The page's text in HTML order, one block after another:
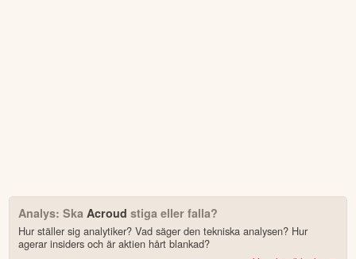
Analys: Ska Acroud stiga eller falla?
Hur ställer sig analytiker? Vad säger den tekniska analysen? Hur
agerar insiders och är aktien hårt blankad?